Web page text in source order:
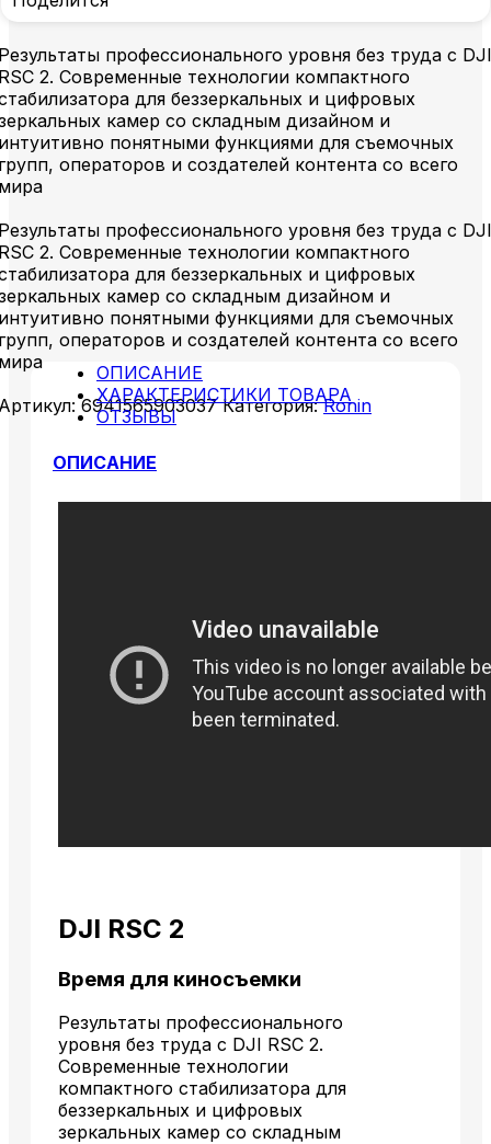
профессионального уровня без труда с DJI
2. Современные технологии компактного
для беззеркальных и цифровых
камер со складным дизайном и
понятными функциями для съемочных
операторов и создателей контента со всего
профессионального уровня без труда с DJI
2. Современные технологии компактного
для беззеркальных и цифровых
камер со складным дизайном и
понятными функциями для съемочных
операторов и создателей контента со всего
6941565903037Категория: Ronin
ОПИСАНИЕ
ХАРАКТЕРИСТИКИ ТОВАРА
ОТЗЫВЫ
ОПИСАНИЕ
DJI RSC 2
Время для киносъемки
Результаты профессионального
уровня без труда с DJI RSC 2.
Современные технологии
компактного стабилизатора для
беззеркальных и цифровых
зеркальных камер со складным